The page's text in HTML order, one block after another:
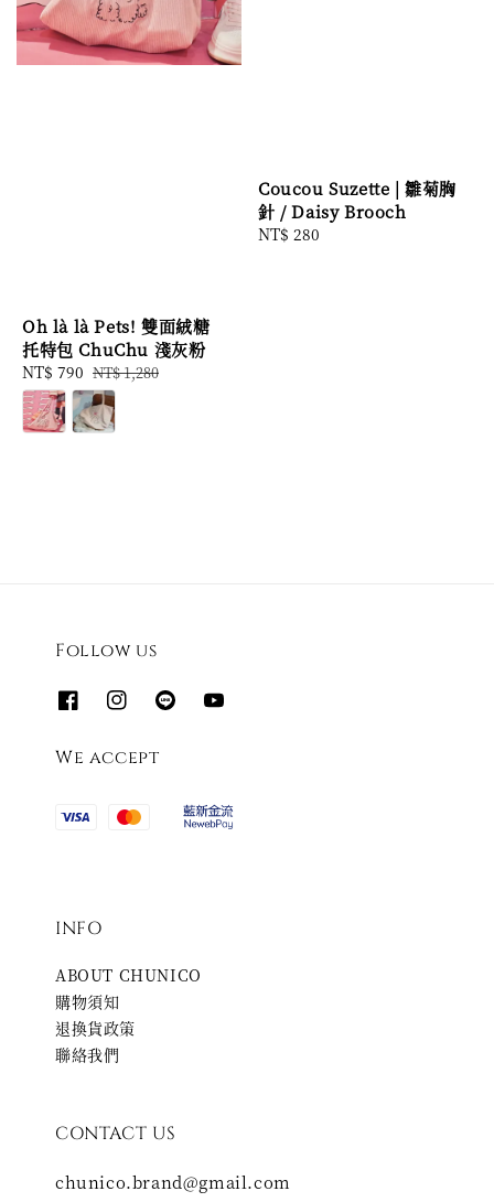
Oh là là Pets! 雙面絨糖
托特包 ChuChu 淺灰粉
Sale
price
NT$ 790 Regular
price
NT$ 1,280
Coucou Suzette | 雛菊胸
針 / Daisy Brooch
Regular
NT$ 280
Follow us
We accept
INFO
ABOUT CHUNICO
購物須知
退換貨政策
聯絡我們
CONTACT US
chunico.brand@gmail.com